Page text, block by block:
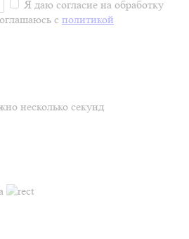
Я даю согласие на обработку
с политикой
несколько секунд